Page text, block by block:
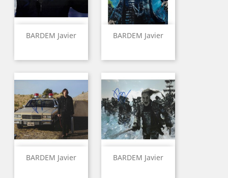
BARDEM Javier BARDEM Javier
BARDEM Javier BARDEM Javier